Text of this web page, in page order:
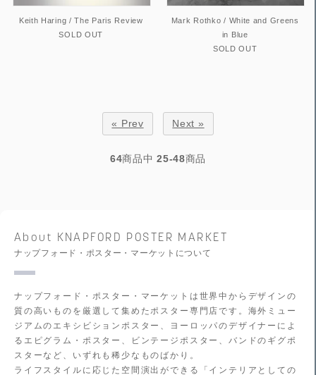
Keith Haring / The Paris Review
SOLD OUT
Mark Rothko / White and Greens
in Blue
SOLD OUT
« Prev Next »
64商品中 25-48商品
About KNAPFORD POSTER MARKET
ナップフォード・ポスター・マーケットについて
ナップフォード・ポスター・マーケットは世界中からデザインの
質の高いものを厳選して集めたポスター専門店です。海外ミュー
ジアムのエキシビションポスター、ヨーロッパのデザイナーによ
るエピグラム・ポスター、ビンテージポスター、バンドのギグポ
スターなど、いずれも稀少なものばかり。
ライフスタイルに応じた空間演出ができる「インテリアとしての